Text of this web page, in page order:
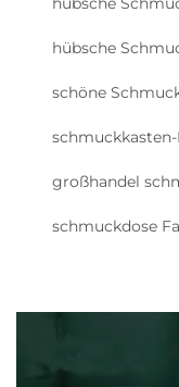
hübsche
schöne
großhandel
schmuckdose